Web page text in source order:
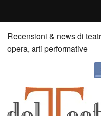
Home
Recensioni
News
Recensioni & news di
opera, arti performative